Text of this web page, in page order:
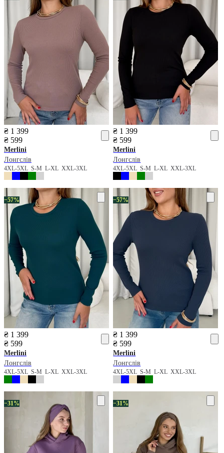
₴ 1 399
₴ 599
Merlini
Лонгслів
4XL-5XL S-M L-XL XXL-3XL
₴ 1 399
₴ 599
Merlini
Лонгслів
4XL-5XLS-ML-XLXXL-3XL
−57%
₴ 1 399
₴ 599
Merlini
Лонгслів
4XL-5XL S-M L-XL XXL-3XL
−57%
₴ 1 399
₴ 599
Merlini
Лонгслів
4XL-5XLS-ML-XLXXL-3XL
−31% −31%